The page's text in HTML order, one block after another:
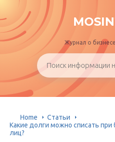
Журнал о
Home
Статьи
Какие долги можно списать при
лиц?